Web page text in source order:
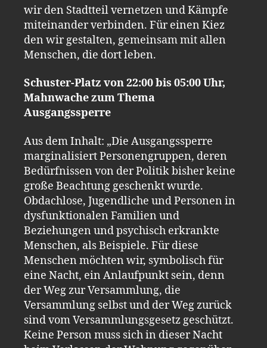
wir den Stadtteil vernetzen und Kämpfe
miteinander verbinden. Für einen Kiez
den wir gestalten, gemeinsam mit allen
Menschen, die dort leben.
Schuster-Platz von 22:00 bis 05:00 Uhr,
Mahnwache zum Thema
Ausgangssperre
Aus dem Inhalt: „Die Ausgangssperre
marginalisiert Personengruppen, deren
Bedürfnissen von der Politik bisher keine
große Beachtung geschenkt wurde.
Obdachlose, Jugendliche und Personen in
dysfunktionalen Familien und
Beziehungen und psychisch erkrankte
Menschen, als Beispiele. Für diese
Menschen möchten wir, symbolisch für
eine Nacht, ein Anlaufpunkt sein, denn
der Weg zur Versammlung, die
Versammlung selbst und der Weg zurück
sind vom Versammlungsgesetz geschützt.
Keine Person muss sich in dieser Nacht